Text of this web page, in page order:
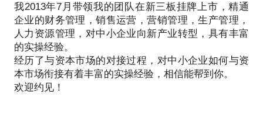
例，熟悉中国资本市场的发展现状与未来，在资本圈
子拥有强大人脉，所以愿意为中小企业经营者提供指
导帮助，为民族产业振兴贡献一点力量！
我2013年7月带领我的团队在新三板挂牌上市，精通
企业的财务管理，销售运营，营销管理，生产管理，
人力资源管理，对中小企业向新产业转型，具有丰富
的实操经验。
经历了与资本市场的对接过程，对中小企业如何与资
本市场衔接有着丰富的实操经验，相信能帮到你。